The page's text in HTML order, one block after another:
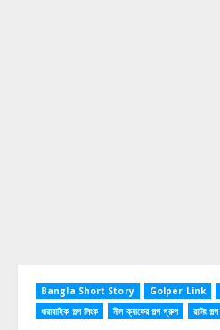
Bangla Short Story Golper Link
ধারাবাহিক গল্প লিংক
নীল ক্যাফের গল্প গ্রুপ রানিং গল্প